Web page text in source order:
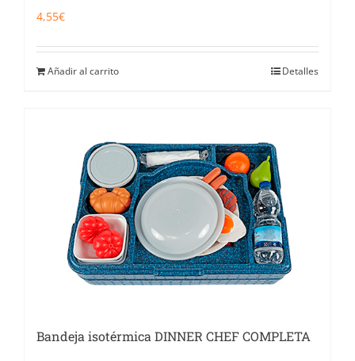
4,55€
Añadir al carrito Detalles
Bandeja isotérmica DINNER CHEF COMPLETA